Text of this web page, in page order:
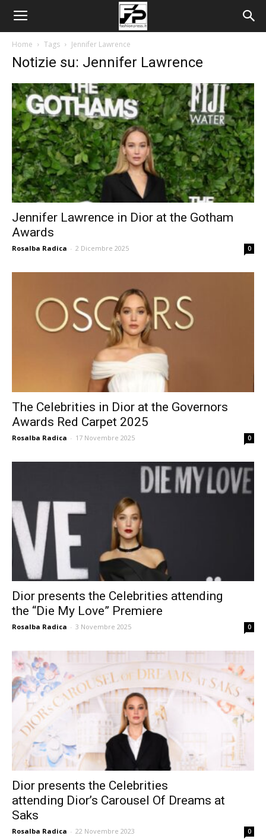
Home Tags Jennifer Lawrence
Notizie su: Jennifer Lawrence
Jennifer Lawrence in Dior at the Gotham
Awards
Rosalba Radica - 2 Dicembre 2025 0
The Celebrities in Dior at the Governors
Awards Red Carpet 2025
Rosalba Radica - 17 Novembre 2025 0
Dior presents the Celebrities attending
the “Die My Love” Premiere
Rosalba Radica - 3 Novembre 2025 0
Dior presents the Celebrities
attending Dior’s Carousel Of Dreams at
Saks
Rosalba Radica - 22 Novembre 2023 0